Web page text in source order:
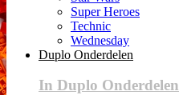
Super Heroes
Technic
Wednesday
Duplo Onderdelen
In Duplo Onderdelen